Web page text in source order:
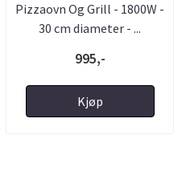
Pizzaovn Og Grill - 1800W -
30 cm diameter - ...
995,-
Kjøp